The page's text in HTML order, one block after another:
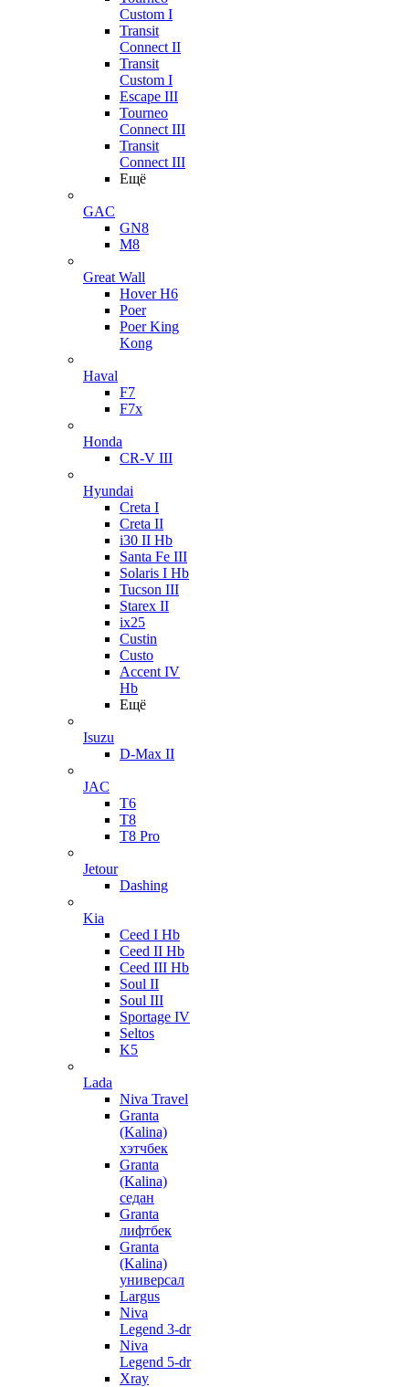
Custom I
Transit
Connect II
Transit
Custom I
Escape III
Tourneo
Connect III
Transit
Connect III
Ещё
GAC
GN8
M8
Great Wall
Hover H6
Poer
Poer King
Kong
Haval
F7
F7x
Honda
CR-V III
Hyundai
Creta I
Creta II
i30 II Hb
Santa Fe III
Solaris I Hb
Tucson III
Starex II
ix25
Custin
Custo
Accent IV
Hb
Ещё
Isuzu
D-Max II
JAC
T6
T8
T8 Pro
Jetour
Dashing
Kia
Ceed I Hb
Ceed II Hb
Ceed III Hb
Soul II
Soul III
Sportage IV
Seltos
K5
Lada
Niva Travel
Granta
(Kalina)
хэтчбек
Granta
(Kalina)
седан
Granta
лифтбек
Granta
(Kalina)
универсал
Largus
Niva
Legend 3-dr
Niva
Legend 5-dr
Xray